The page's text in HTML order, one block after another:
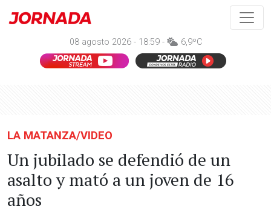
08 agosto 2026 - 18:59 - 6,9ºC
LA MATANZA/VIDEO
Un jubilado se defendió de un
asalto y mató a un joven de 16
años